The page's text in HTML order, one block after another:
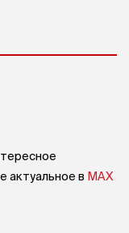
актуальное в MAX